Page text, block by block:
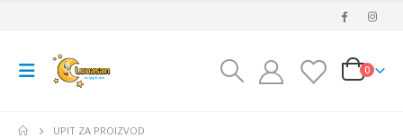
0
UPIT ZA PROIZVOD